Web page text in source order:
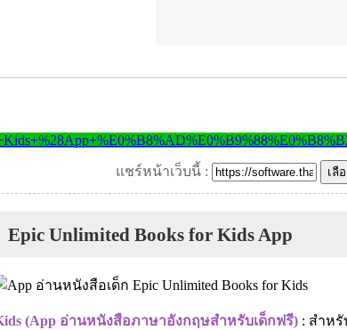
แชร์หน้าเว็บนี้ :
Epic Unlimited Books for Kids App
(App อ่านหนังสือภาษาอังกฤษสำหรับเด็กฟรี) : สำห